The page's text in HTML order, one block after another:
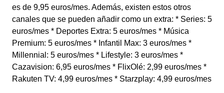
es de 9,95 euros/mes. Además, existen estos otros
canales que se pueden añadir como un extra: * Series: 5
euros/mes * Deportes Extra: 5 euros/mes * Música
Premium: 5 euros/mes * Infantil Max: 3 euros/mes *
Millennial: 5 euros/mes * Lifestyle: 3 euros/mes *
Cazavision: 6,95 euros/mes * FlixOlé: 2,99 euros/mes *
Rakuten TV: 4,99 euros/mes * Starzplay: 4,99 euros/mes